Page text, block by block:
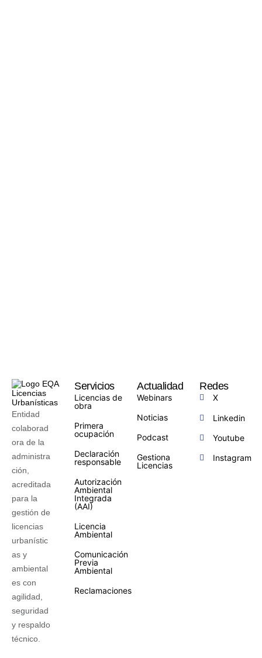
Entidad
colaborad
ora de la
administra
ción,
acreditada
para la
gestión de
licencias
urbanístic
as y
ambiental
es con
agilidad,
seguridad
y respaldo
técnico.
Servicios
Licencias de
obra
Primera
ocupación
Declaración
responsable
Autorización
Ambiental
Integrada
(AAI)
Licencia
Ambiental
Comunicación
Previa
Ambiental
Reclamaciones
Actualidad
Webinars
Noticias
Podcast
Gestiona
Licencias
Redes
X
Linkedin
Youtube
Instagram